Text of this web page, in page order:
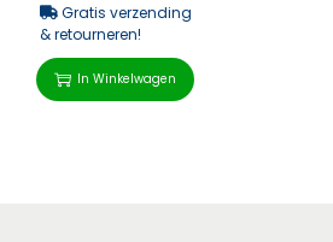
Gratis verzending
& retourneren!
In Winkelwagen